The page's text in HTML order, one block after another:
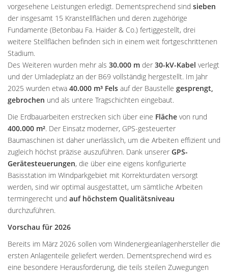
vorgesehene Leistungen erledigt. Dementsprechend sind sieben
der insgesamt 15 Kranstellflächen und deren zugehörige
Fundamente (Betonbau Fa. Haider & Co.) fertiggestellt, drei
weitere Stellflächen befinden sich in einem weit fortgeschrittenen
Stadium.
Des Weiteren wurden mehr als 30.000 m der 30-kV-Kabel verlegt
und der Umladeplatz an der B69 vollständig hergestellt. Im Jahr
2025 wurden etwa 40.000 m³ Fels auf der Baustelle gesprengt,
gebrochen und als untere Tragschichten eingebaut.
Die Erdbauarbeiten erstrecken sich über eine Fläche von rund
400.000 m². Der Einsatz moderner, GPS-gesteuerter
Baumaschinen ist daher unerlässlich, um die Arbeiten effizient und
zugleich höchst präzise auszuführen. Dank unserer GPS-
Gerätesteuerungen, die über eine eigens konfigurierte
Basisstation im Windparkgebiet mit Korrekturdaten versorgt
werden, sind wir optimal ausgestattet, um sämtliche Arbeiten
termingerecht und auf höchstem Qualitätsniveau
durchzuführen.
Vorschau für 2026
Bereits im März 2026 sollen vom Windenergieanlagenhersteller die
ersten Anlagenteile geliefert werden. Dementsprechend wird es
eine besondere Herausforderung, die teils steilen Zuwegungen